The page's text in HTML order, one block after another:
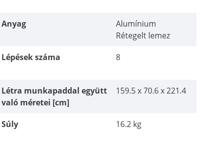
Anyag
Alumínium
Rétegelt lemez
Lépések száma 8
Létra munkapaddal együtt
való méretei [cm]
159.5 x 70.6 x 221.4
Súly 16.2 kg